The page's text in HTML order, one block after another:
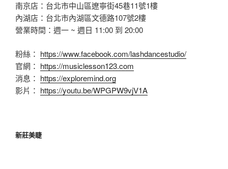
南京店：台北市中山區遼寧街45巷11號1樓
內湖店：台北市內湖區文德路107號2樓
營業時間：週一 ~ 週日 11:00 到 20:00
粉絲： https://www.facebook.com/lashdancestudio/
官網： https://musiclesson123.com
消息： https://exploremind.org
影片： https://youtu.be/WPGPW9vjV1A
新莊美睫